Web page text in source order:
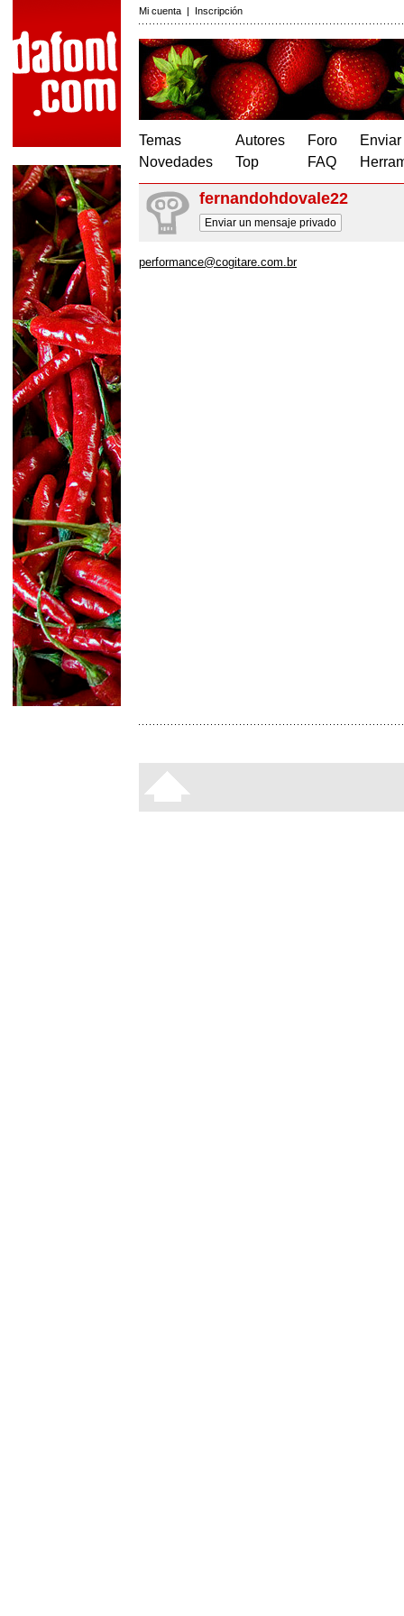
Mi cuenta | Inscripción
Temas
Novedades
Autores
Top
Foro
FAQ
fernandohdovale22
Enviar un mensaje privado
performance@cogitare.com.br